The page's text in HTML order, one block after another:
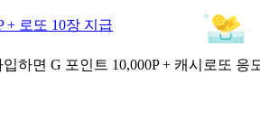
+ 로또 10장 지급
하면 G 포인트 10,000P + 캐시로또 응